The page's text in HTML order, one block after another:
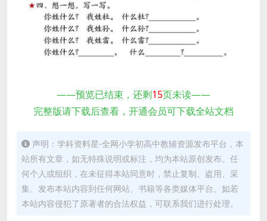
——预览已结束，还剩15页未读——
完整版请下载后查看，开通会员可下载全站文档
声明：学科资料星-全网小学初高中教辅资源发布平台，本
站所有文章，如无特殊说明或标注，均为本站原创发布。任
何个人或组织，在未征得本站同意时，禁止复制、盗用、采
集、发布本站内容到任何网站、书籍等各类媒体平台。如若
本站内容侵犯了原著者的合法权益，可联系我们进行处理。